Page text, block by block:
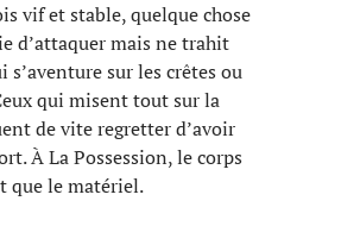
vif et stable, quelque chose
d’attaquer mais ne trahit
s’aventure sur les crêtes ou
qui misent tout sur la
de vite regretter d’avoir
À La Possession, le corps
que le matériel.